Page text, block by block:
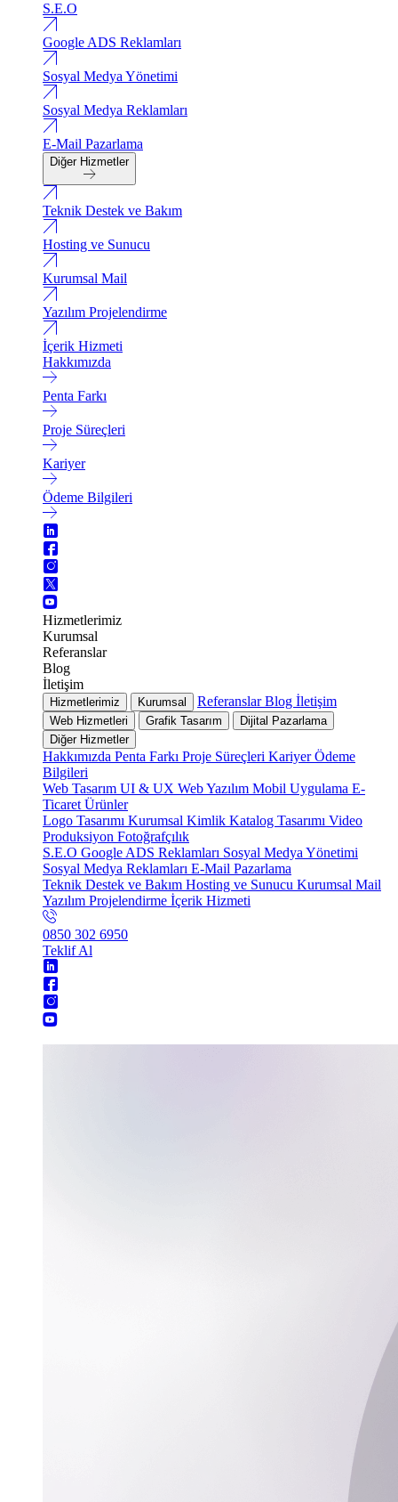
S.E.O
Google ADS Reklamları
Sosyal Medya Yönetimi
Sosyal Medya Reklamları
E-Mail Pazarlama
Diğer Hizmetler
Teknik Destek ve Bakım
Hosting ve Sunucu
Kurumsal Mail
Yazılım Projelendirme
İçerik Hizmeti
Hakkımızda
Penta Farkı
Proje Süreçleri
Kariyer
Ödeme Bilgileri
Hizmetlerimiz
Kurumsal
Referanslar
Blog
İletişim
Hizmetlerimiz Kurumsal ReferanslarBlog İletişim
Web Hizmetleri Grafik Tasarım
Dijital Pazarlama
Diğer Hizmetler
Hakkımızda Penta Farkı Proje Süreçleri KariyerÖdeme
Bilgileri
Web Tasarım UI & UX Web Yazılım Mobil Uygulama E-
Ticaret Ürünler
Logo Tasarımı Kurumsal Kimlik Katalog Tasarımı Video
Produksiyon Fotoğrafçılık
S.E.O Google ADS Reklamları Sosyal Medya Yönetimi
Sosyal Medya Reklamları E-Mail Pazarlama
Teknik Destek ve Bakım Hosting ve Sunucu Kurumsal Mail
Yazılım Projelendirme İçerik Hizmeti
0850 302 6950
Teklif Al